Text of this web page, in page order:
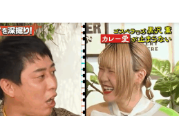
プ
×福井アナ「なんでやねん！？」
ょうの献立 何にする？～